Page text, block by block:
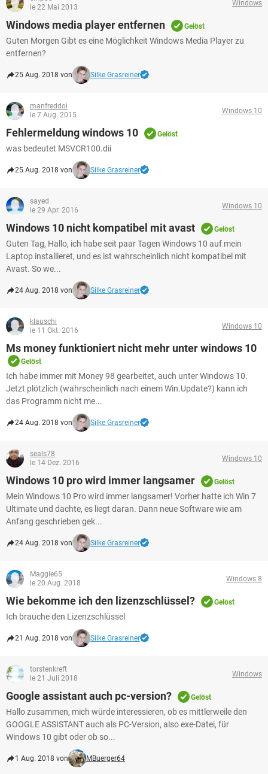
le 22 Mai 2013
Windows
Windows media player entfernen Gelöst
Guten Morgen Gibt es eine Möglichkeit Windows Media Player zu
entfernen?
25 Aug. 2018 von Silke Grasreiner
manfreddoi
le 7 Aug. 2015
Windows 10
Fehlermeldung windows 10 Gelöst
was bedeutet MSVCR100.dii
25 Aug. 2018 von Silke Grasreiner
sayed
le 29 Apr. 2016
Windows 10
Windows 10 nicht kompatibel mit avast Gelöst
Guten Tag, Hallo, ich habe seit paar Tagen Windows 10 auf mein
Laptop installieret, und es ist wahrscheinlich nicht kompatibel mit
Avast. So we...
24 Aug. 2018 von Silke Grasreiner
klauschi
le 11 Okt. 2016
Windows 10
Ms money funktioniert nicht mehr unter windows 10
Gelöst
Ich habe immer mit Money 98 gearbeitet, auch unter Windows 10.
Jetzt plötzlich (wahrscheinlich nach einem Win.Update?) kann ich
das Programm nicht me...
24 Aug. 2018 von Silke Grasreiner
seals78
le 14 Dez. 2016
Windows 10
Windows 10 pro wird immer langsamer Gelöst
Mein Windows 10 Pro wird immer langsamer! Vorher hatte ich Win 7
Ultimate und dachte, es liegt daran. Dann neue Software wie am
Anfang geschrieben gek...
24 Aug. 2018 von Silke Grasreiner
Maggie65
le 20 Aug. 2018
Windows 8
Wie bekomme ich den lizenzschlüssel? Gelöst
Ich brauche den Lizenzschlüssel
21 Aug. 2018 von Silke Grasreiner
torstenkreft
le 21 Juli 2018
Windows
Google assistant auch pc-version? Gelöst
Hallo zusammen, mich würde interessieren, ob es mittlerweile den
GOOGLE ASSISTANT auch als PC-Version, also exe-Datei, für
Windows 10 gibt oder ob so...
1 Aug. 2018 von MBuerger64